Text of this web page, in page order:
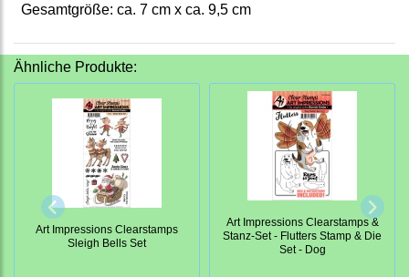
Gesamtgröße: ca. 7 cm x ca. 9,5 cm
Ähnliche Produkte:
Art Impressions Clearstamps
Sleigh Bells Set
Art Impressions Clearstamps &
Stanz-Set - Flutters Stamp & Die
Set - Dog